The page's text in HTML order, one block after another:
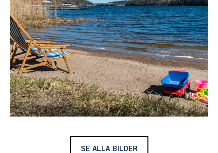
SE ALLA BILDER